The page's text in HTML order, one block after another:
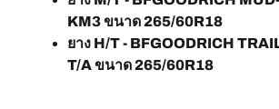
KM3 ขนาด 265/60R18
ยาง H/T - BFGOODRICH
T/A ขนาด 265/60R18